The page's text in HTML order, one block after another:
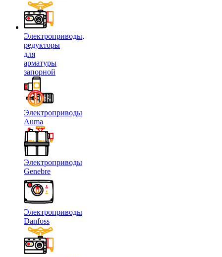
Электроприводы,
редукторы
для
арматуры
запорной
Электроприводы
Auma
Электроприводы
Genebre
Электроприводы
Danfoss